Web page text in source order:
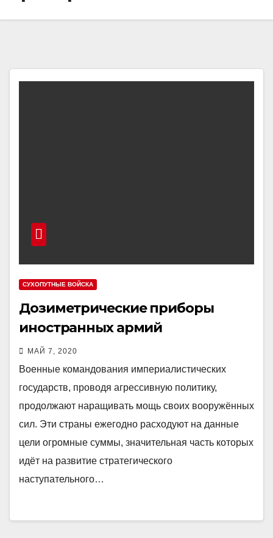
СУХОПУТНЫЕ ВОЙСКА
Дозиметрические приборы
иностранных армий
МАЙ 7, 2020
Военные командования империалистических
государств, проводя агрессивную политику,
продолжают наращивать мощь своих вооружённых
сил. Эти страны ежегодно расходуют на данные
цели огромные суммы, значительная часть которых
идёт на развитие стратегического
наступательного…